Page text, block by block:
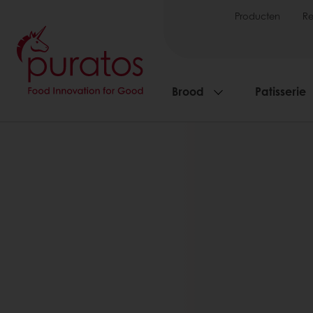
Producten
Brood Patisserie